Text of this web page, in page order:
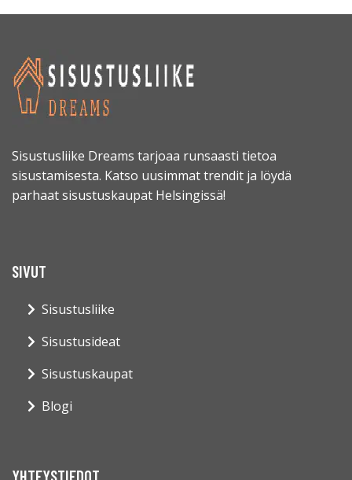
Sisustusliike Dreams tarjoaa runsaasti tietoa
sisustamisesta. Katso uusimmat trendit ja löydä
parhaat sisustuskaupat Helsingissä!
SIVUT
Sisustusliike
Sisustusideat
Sisustuskaupat
Blogi
YHTEYSTIEDOT